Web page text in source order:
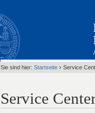
Sie sind hier: Startseite › Service
Service